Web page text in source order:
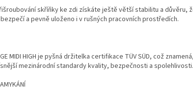
skříňky ke zdi získáte ještě větší stabilitu a důvěru,
a pevně uloženo i v rušných pracovních prostředích.
MIDI HIGH je pyšná držitelka certifikace TÜV SÜD, což
mezinárodní standardy kvality, bezpečnosti a spolehlivosti.